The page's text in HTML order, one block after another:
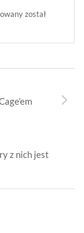
został
z nich jest